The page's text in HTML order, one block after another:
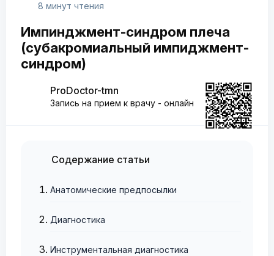
8 минут чтения
Импинджмент-синдром плеча
(субакромиальный импиджмент-
синдром)
ProDoctor-tmn
Запись на прием к врачу - онлайн
Содержание статьи
Анатомические предпосылки
Диагностика
Инструментальная диагностика